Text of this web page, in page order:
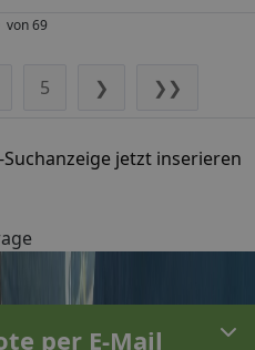
von 69
5 ❯ ❯❯
Suchanzeige jetzt inserieren
per E-Mail